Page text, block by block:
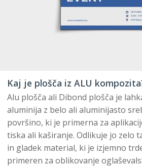
Kaj je plošča iz ALU
Alu plošča ali Dibond plošča je
aluminija z belo ali aluminijasto
površino, ki je primerna za
tiska ali kaširanje. Odlikuje jo zelo
in gladek material, ki je izjemno
primeren za oblikovanje